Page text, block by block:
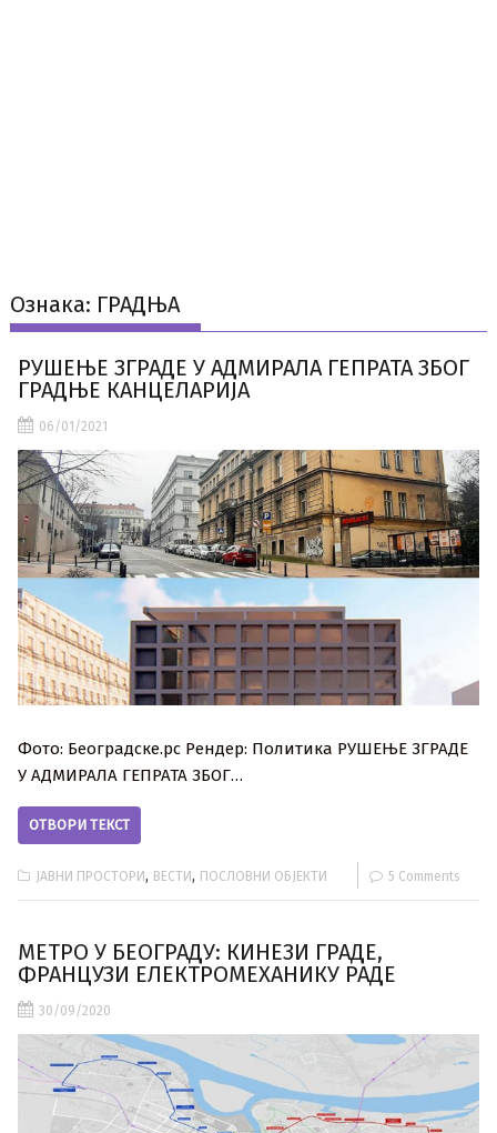
Ознака: ГРАДЊА
РУШЕЊЕ ЗГРАДЕ У АДМИРАЛА ГЕПРАТА ЗБОГ
ГРАДЊЕ КАНЦЕЛАРИЈА
06/01/2021
Фото: Београдске.рс Рендер: Политика РУШЕЊЕ ЗГРАДЕ
У АДМИРАЛА ГЕПРАТА ЗБОГ…
ОТВОРИ ТЕКСТ
ЈАВНИ ПРОСТОРИ, ВЕСТИ, ПОСЛОВНИ ОБЈЕКТИ 5 Comments
МЕТРО У БЕОГРАДУ: КИНЕЗИ ГРАДЕ,
ФРАНЦУЗИ ЕЛЕКТРОМЕХАНИКУ РАДЕ
30/09/2020